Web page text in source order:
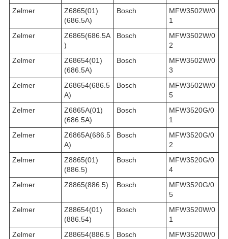
Zelmer
Z6865(01)
(686.5A)
Bosch
MFW3502W/0
1
Zelmer
Z6865(686.5A
)
Bosch
MFW3502W/0
2
Zelmer
Z68654(01)
(686.5A)
Bosch
MFW3502W/0
3
Zelmer
Z68654(686.5
A)
Bosch
MFW3502W/0
5
Zelmer
Z6865A(01)
(686.5A)
Bosch
MFW3520G/0
1
Zelmer
Z6865A(686.5
A)
Bosch
MFW3520G/0
2
Zelmer
Z8865(01)
(886.5)
Bosch
MFW3520G/0
4
Zelmer
Z8865(886.5) Bosch
MFW3520G/0
5
Zelmer
Z88654(01)
(886.54)
Bosch
MFW3520W/0
1
Zelmer
Z88654(886.5
Bosch
MFW3520W/0